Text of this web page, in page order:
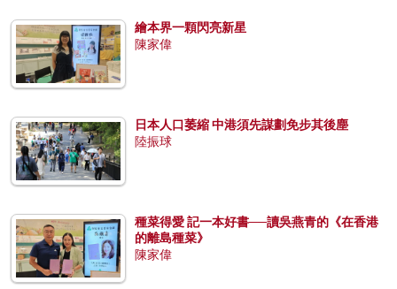
繪本界一顆閃亮新星
陳家偉
日本人口萎縮 中港須先謀劃免步其後塵
陸振球
種菜得愛 記一本好書──讀吳燕青的《在香港
的離島種菜》
陳家偉